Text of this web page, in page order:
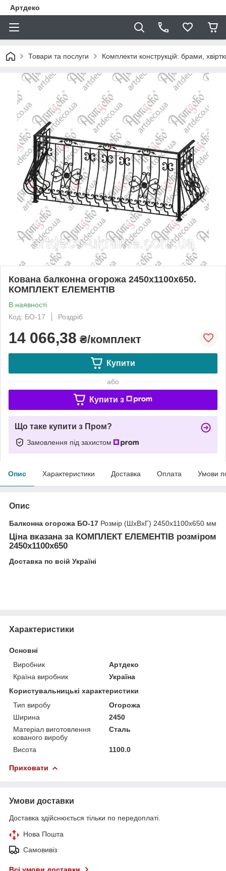
Артдеко
Товари та послуги Комплекти конструкцій: брами,
Кована балконна огорожа 2450х1100х650.
КОМПЛЕКТ ЕЛЕМЕНТІВ
В наявності
Код: БО-17
Роздріб
14 066,38 ₴/комплект
Купити
або
Купити з
Що таке купити з Пром?
Замовлення під захистом
Опис Характеристики Доставка Оплата Умови
Опис
Балконна огорожа БО-17 Розмір (ШхВхГ) 2450х1100х650 мм
Ціна вказана за КОМПЛЕКТ ЕЛЕМЕНТІВ розміром
2450х1100х650
Доставка по всій Україні
Характеристики
Основні
Виробник
Артдеко
Країна виробник
Україна
Користувальницькі характеристики
Тип виробу
Огорожа
Ширина
2450
Матеріал виготовлення
кованого виробу
Сталь
Висота 1100.0
Приховати
Умови доставки
Доставка здійснюється тільки по передоплаті.
Нова Пошта
Самовивіз
Всі умови доставки